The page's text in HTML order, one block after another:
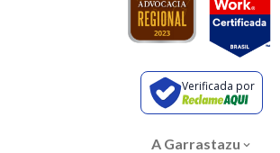
Verificada por
A Garrastazu